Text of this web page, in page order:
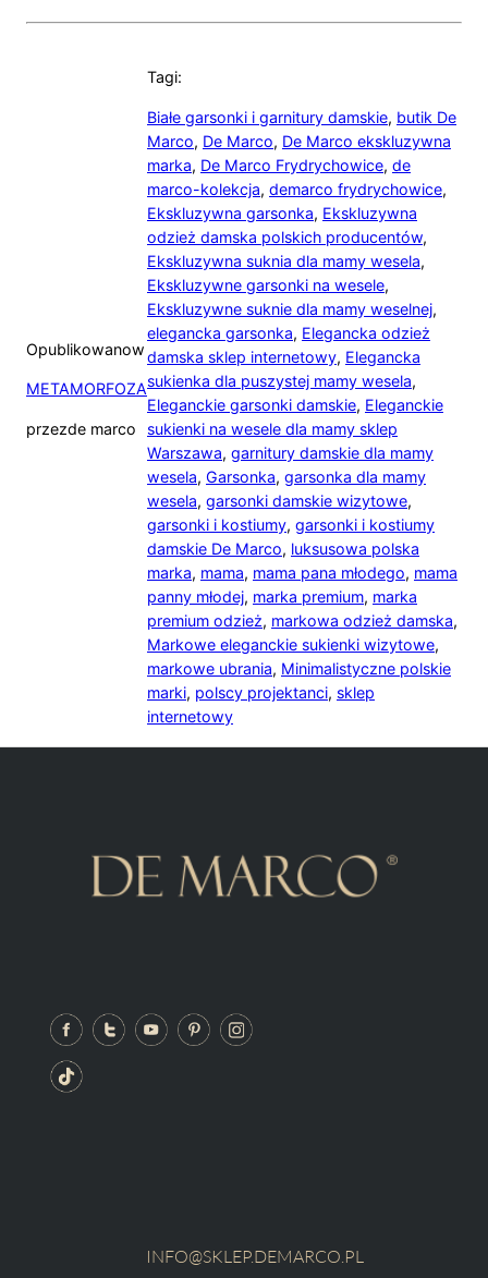
Opublikowanow
METAMORFOZA
przezde marco
Tagi:
Białe garsonki i garnitury damskie, butik De
Marco, De Marco, De Marco ekskluzywna
marka, De Marco Frydrychowice, de
marco-kolekcja, demarco frydrychowice,
Ekskluzywna garsonka, Ekskluzywna
odzież damska polskich producentów,
Ekskluzywna suknia dla mamy wesela,
Ekskluzywne garsonki na wesele,
Ekskluzywne suknie dla mamy weselnej,
elegancka garsonka, Elegancka odzież
damska sklep internetowy, Elegancka
sukienka dla puszystej mamy wesela,
Eleganckie garsonki damskie, Eleganckie
sukienki na wesele dla mamy sklep
Warszawa, garnitury damskie dla mamy
wesela, Garsonka, garsonka dla mamy
wesela, garsonki damskie wizytowe,
garsonki i kostiumy, garsonki i kostiumy
damskie De Marco, luksusowa polska
marka, mama, mama pana młodego, mama
panny młodej, marka premium, marka
premium odzież, markowa odzież damska,
Markowe eleganckie sukienki wizytowe,
markowe ubrania, Minimalistyczne polskie
marki, polscy projektanci, sklep
internetowy
INFO@SKLEP.DEMARCO.PL